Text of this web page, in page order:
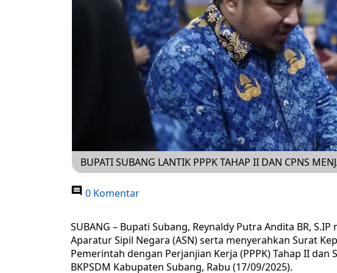
BUPATI SUBANG LANTIK PPPK TAHAP II DAN CPNS
0 Komentar
SUBANG – Bupati Subang, Reynaldy Putra Andita BR,
Aparatur Sipil Negara (ASN) serta menyerahkan Surat
Pemerintah dengan Perjanjian Kerja (PPPK) Tahap II dan
BKPSDM Kabupaten Subang, Rabu (17/09/2025).